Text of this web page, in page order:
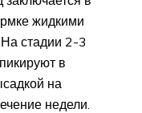
жидкими
стадии 2-3
в
на
недели.